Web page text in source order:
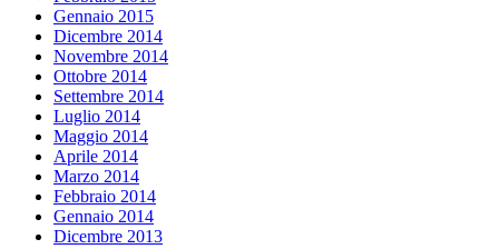
Gennaio 2015
Dicembre 2014
Novembre 2014
Ottobre 2014
Settembre 2014
Luglio 2014
Maggio 2014
Aprile 2014
Marzo 2014
Febbraio 2014
Gennaio 2014
Dicembre 2013